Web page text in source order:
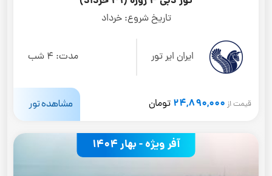
تاریخ شروع: خرداد
ایران ایر تور مدت: 4 شب
قیمت از 24,890,000 تومان مشاهده تور
آفر ویژه - بهار 1404